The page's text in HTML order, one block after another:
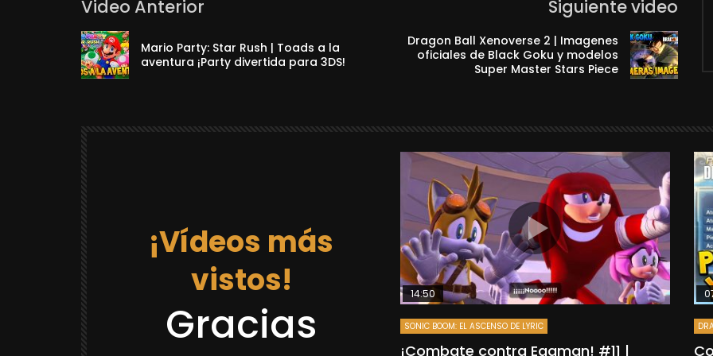
Video Anterior
Mario Party: Star Rush | Toads a la
aventura ¡Party divertida para 3DS!
Siguiente video
Dragon Ball Xenoverse 2 | Imagenes
oficiales de Black Goku y modelos
Super Master Stars Piece
¡Vídeos más
vistos!
Gracias
DRAGON BALL REACCIONES
14:50
SONIC BOOM: EL ASCENSO DE LYRIC
¡Combate contra Eggman! #11 |